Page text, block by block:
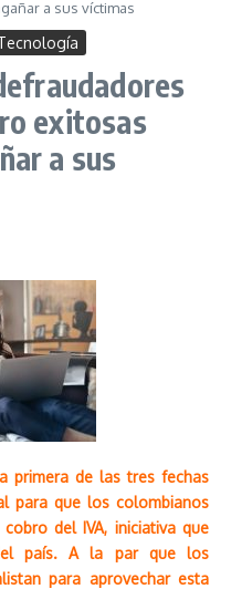
a sus víctimas
exitosas
a sus
primera de las tres fechas
para que los colombianos
del IVA, iniciativa que
país. A la par que los
para aprovechar esta